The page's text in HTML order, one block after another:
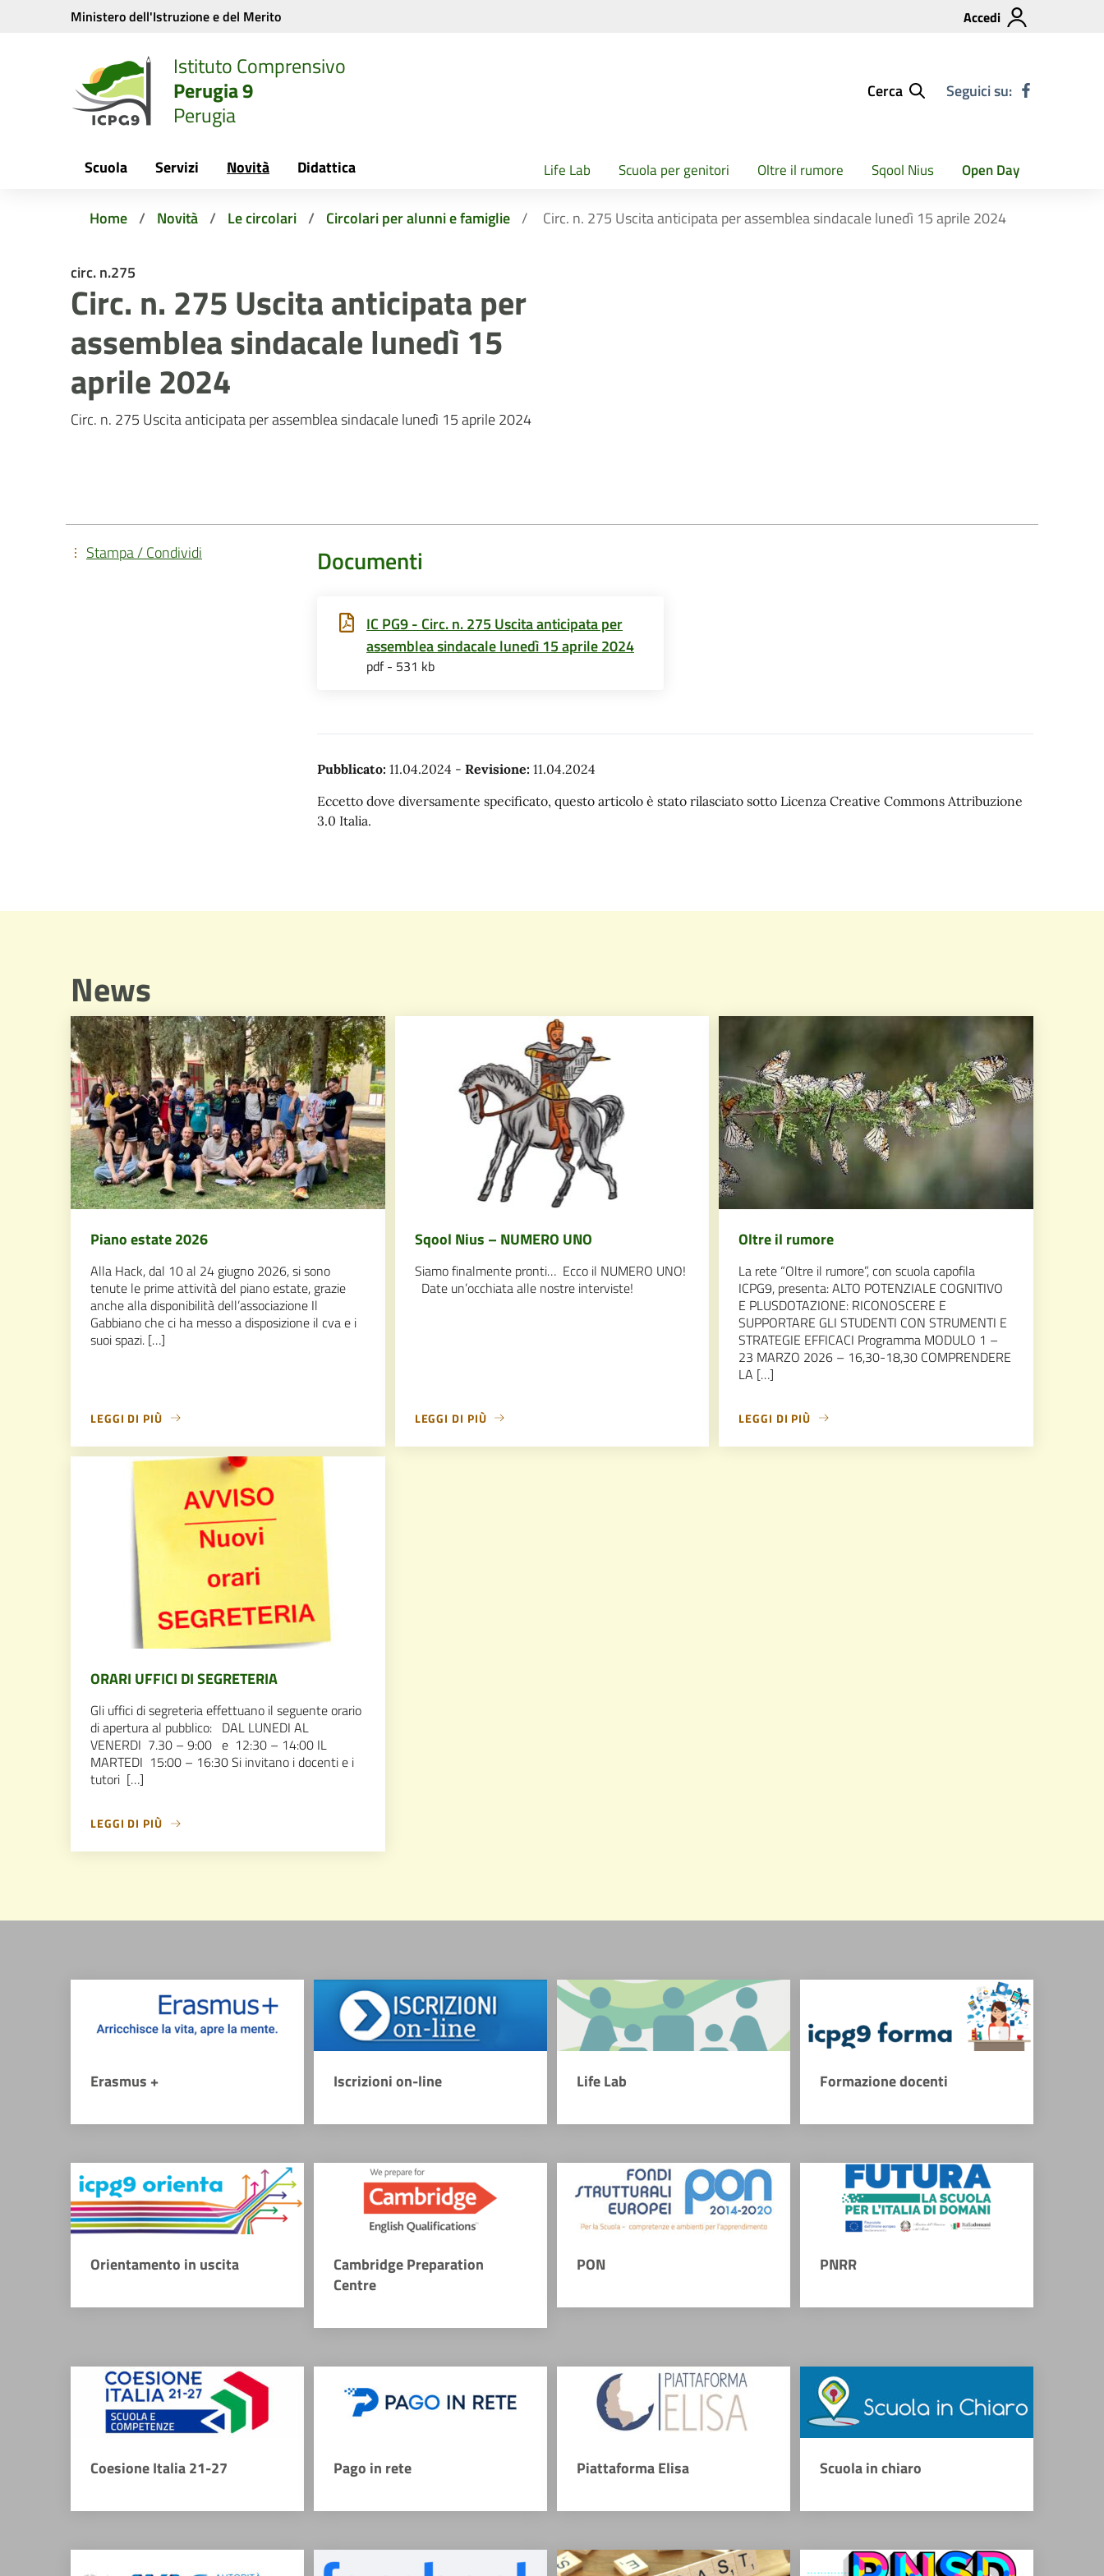
Vai ai contenuti
Vai al menu di navigazione
Ministero dell'Istruzione e del Merito Accedi
Istituto Comprensivo
Perugia 9
Perugia
Cerca Seguici su:
Scuola Servizi Novità Didattica Life Lab Scuola per genitori Oltre il rumore Sqool Nius Open Day
Home Novità Le circolari Circolari per alunni e famiglie Circ. n. 275 Uscita anticipata per assemblea sindacale lunedì 15 aprile 2024
circ. n.275
Circ. n. 275 Uscita anticipata per
assemblea sindacale lunedì 15
aprile 2024
Circ. n. 275 Uscita anticipata per assemblea sindacale lunedì 15 aprile 2024
Documenti
IC PG9 - Circ. n. 275 Uscita anticipata per
assemblea sindacale lunedì 15 aprile 2024
pdf - 531 kb
Pubblicato: 11.04.2024 - Revisione: 11.04.2024
Eccetto dove diversamente specificato, questo articolo è stato rilasciato sotto Licenza Creative Commons Attribuzione
3.0 Italia.
Stampa / Condividi
News
Piano estate 2026
Alla Hack, dal 10 al 24 giugno 2026, si sono
tenute le prime attività del piano estate, grazie
anche alla disponibilità dell’associazione Il
Gabbiano che ci ha messo a disposizione il cva e i
suoi spazi. […]
LEGGI DI PIÙ
Sqool Nius – NUMERO UNO
Siamo finalmente pronti… Ecco il NUMERO UNO!
Date un’occhiata alle nostre interviste!
LEGGI DI PIÙ
Oltre il rumore
La rete “Oltre il rumore”, con scuola capofila
ICPG9, presenta: ALTO POTENZIALE COGNITIVO
E PLUSDOTAZIONE: RICONOSCERE E
SUPPORTARE GLI STUDENTI CON STRUMENTI E
STRATEGIE EFFICACI Programma MODULO 1 –
23 MARZO 2026 – 16,30-18,30 COMPRENDERE
LA […]
LEGGI DI PIÙ
ORARI UFFICI DI SEGRETERIA
Gli uffici di segreteria effettuano il seguente orario
di apertura al pubblico: DAL LUNEDI AL
VENERDI 7.30 – 9:00 e 12:30 – 14:00 IL
MARTEDI 15:00 – 16:30 Si invitano i docenti e i
tutori […]
LEGGI DI PIÙ
Erasmus + Iscrizioni on-line Life Lab Formazione docenti
Orientamento in uscita
Cambridge Preparation
Centre
PON PNRR
Coesione Italia 21-27 Pago in rete Piattaforma Elisa Scuola in chiaro